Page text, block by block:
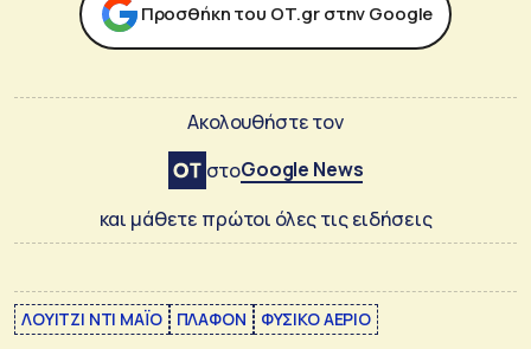
Προσθήκη του ΟΤ.gr στην Google
Ακολουθήστε τον
στοGoogle News
και μάθετε πρώτοι όλες τις ειδήσεις
ΛΟΥΙΤΖΙ ΝΤΙ ΜΑΪΟ ΠΛΑΦΟΝ ΦΥΣΙΚΟ ΑΕΡΙΟ